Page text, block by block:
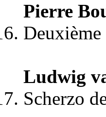
Pierre
Ludwig
Scherzo